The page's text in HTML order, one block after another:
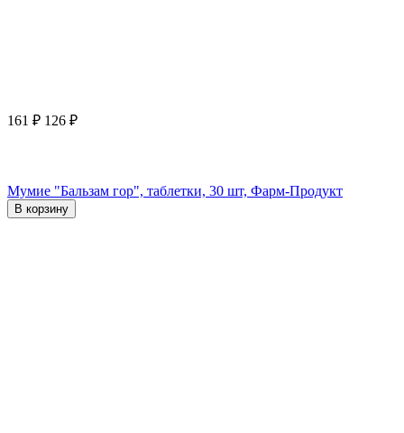
161 ₽ 126 ₽
Мумие "Бальзам гор", таблетки, 30 шт, Фарм-Продукт
В корзину